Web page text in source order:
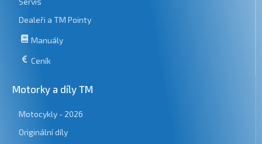
Dealeři a TM Pointy
Manuály
Ceník
Motorky a díly TM
Motocykly - 2026
Originální díly